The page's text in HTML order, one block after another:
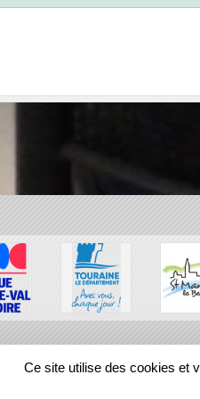
REGIONS
Ce site utilise des cookies et